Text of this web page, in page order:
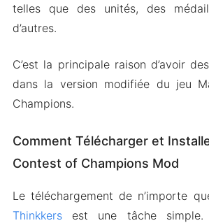
telles que des unités, des
d’autres.
C’est la principale raison d’avoir
dans la version modifiée du jeu
Champions.
Comment Télécharger et
Contest of Champions Mod
Le téléchargement de n’importe
Thinkkersest une tâche simple.